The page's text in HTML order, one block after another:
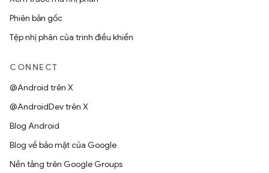
Phiên bản gốc
Tệp nhị phân của trình điều khiển
CONNECT
@Android trên X
@AndroidDev trên X
Blog Android
Blog về bảo mật của Google
Nền tảng trên Google Groups